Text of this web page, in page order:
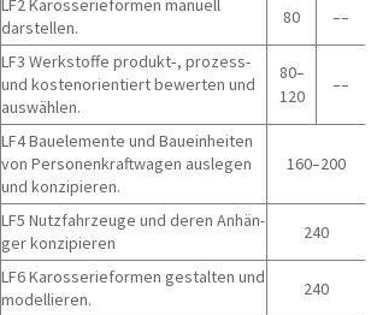
LF2Karos­se­rie­for­men manu­ell
darstellen.
80 ––
LF3 Werk­stof­fe produkt‑, pro­zess-
und kos­ten­ori­en­tiert bewer­ten und
auswählen.
80–
120
––
LF4Bau­ele­men­te und Bau­ein­hei­ten
von Per­so­nen­kraft­wa­gen aus­le­gen
und konzipieren.
160–200
LF5 Nutz­fahr­zeu­ge und deren Anhän­
ger konzipieren
240
LF6Karos­se­rie­for­men gestal­ten und
modellieren.
240